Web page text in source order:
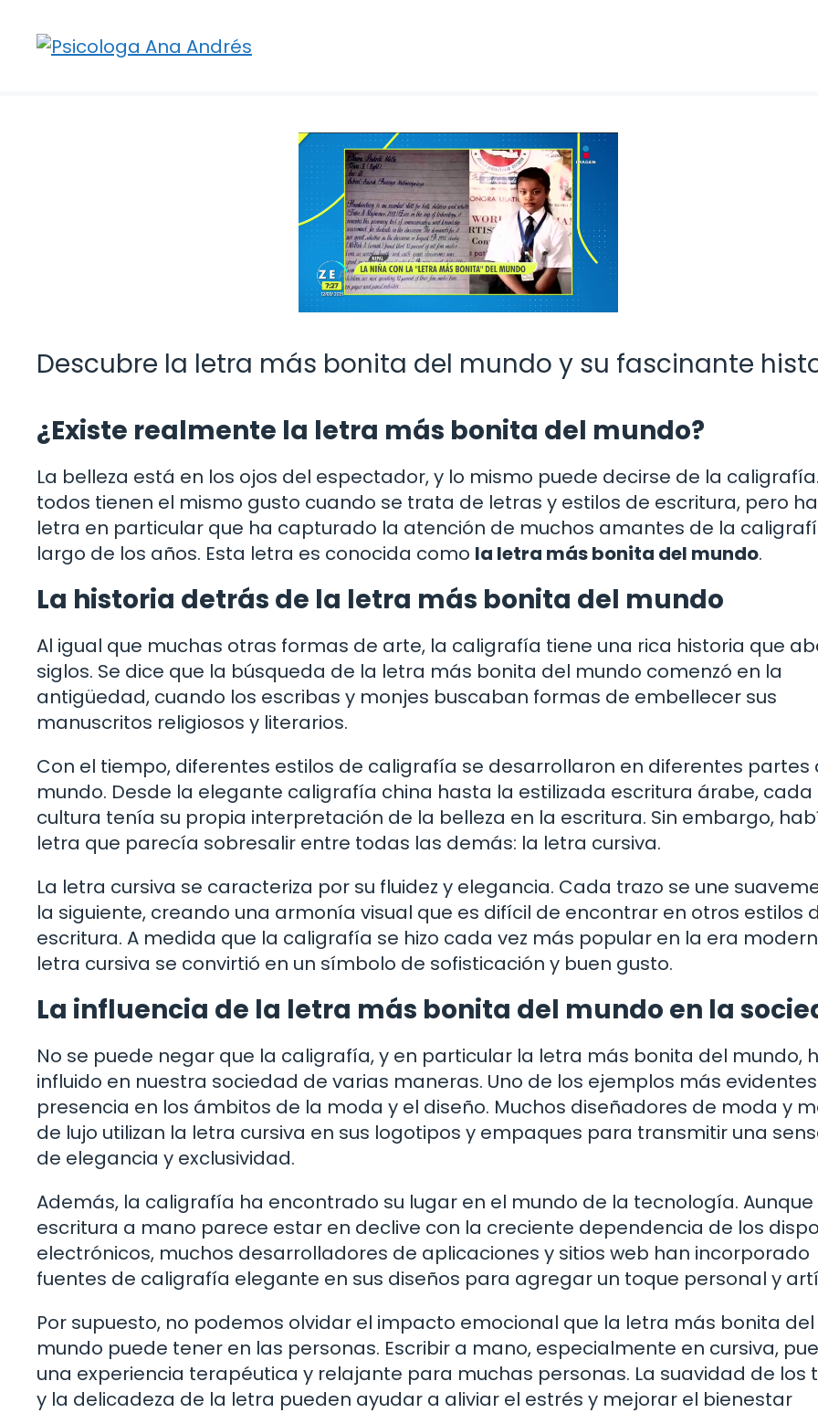
contenido
Descubre la letra más bonita del mundo y su fascinante
¿Existe realmente la letra más bonita del mundo?
La belleza está en los ojos del espectador, y lo mismo puede decirse de la
todos tienen el mismo gusto cuando se trata de letras y estilos de escritura, pero
letra en particular que ha capturado la atención de muchos amantes de la
largo de los años. Esta letra es conocida como la letra más bonita del mundo.
La historia detrás de la letra más bonita del mundo
Al igual que muchas otras formas de arte, la caligrafía tiene una rica historia que
siglos. Se dice que la búsqueda de la letra más bonita del mundo comenzó en la
antigüedad, cuando los escribas y monjes buscaban formas de embellecer sus
manuscritos religiosos y literarios.
Con el tiempo, diferentes estilos de caligrafía se desarrollaron en diferentes partes
mundo. Desde la elegante caligrafía china hasta la estilizada escritura árabe, cada
cultura tenía su propia interpretación de la belleza en la escritura. Sin embargo,
letra que parecía sobresalir entre todas las demás: la letra cursiva.
La letra cursiva se caracteriza por su fluidez y elegancia. Cada trazo se une
la siguiente, creando una armonía visual que es difícil de encontrar en otros estilos
escritura. A medida que la caligrafía se hizo cada vez más popular en la era
letra cursiva se convirtió en un símbolo de sofisticación y buen gusto.
La influencia de la letra más bonita del mundo en la
No se puede negar que la caligrafía, y en particular la letra más bonita del mundo,
influido en nuestra sociedad de varias maneras. Uno de los ejemplos más
presencia en los ámbitos de la moda y el diseño. Muchos diseñadores de moda y
de lujo utilizan la letra cursiva en sus logotipos y empaques para transmitir una
de elegancia y exclusividad.
Además, la caligrafía ha encontrado su lugar en el mundo de la tecnología. Aunque
escritura a mano parece estar en declive con la creciente dependencia de los
electrónicos, muchos desarrolladores de aplicaciones y sitios web han incorporado
fuentes de caligrafía elegante en sus diseños para agregar un toque personal y
Por supuesto, no podemos olvidar el impacto emocional que la letra más bonita del
mundo puede tener en las personas. Escribir a mano, especialmente en cursiva,
una experiencia terapéutica y relajante para muchas personas. La suavidad de los
y la delicadeza de la letra pueden ayudar a aliviar el estrés y mejorar el bienestar